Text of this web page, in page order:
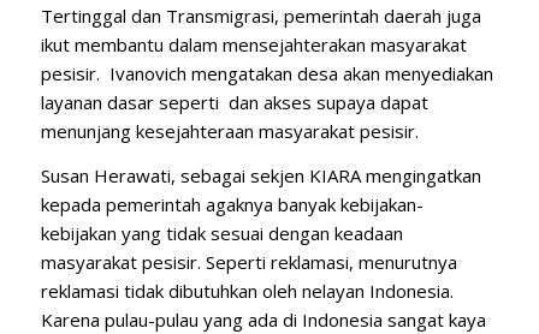
Tertinggal dan Transmigrasi, pemerintah daerah juga
ikut membantu dalam mensejahterakan masyarakat
pesisir. Ivanovich mengatakan desa akan menyediakan
layanan dasar seperti dan akses supaya dapat
menunjang kesejahteraan masyarakat pesisir.
Susan Herawati, sebagai sekjen KIARA mengingatkan
kepada pemerintah agaknya banyak kebijakan-
kebijakan yang tidak sesuai dengan keadaan
masyarakat pesisir. Seperti reklamasi, menurutnya
reklamasi tidak dibutuhkan oleh nelayan Indonesia.
Karena pulau-pulau yang ada di Indonesia sangat kaya